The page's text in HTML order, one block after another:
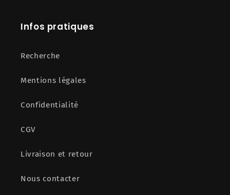
Infos pratiques
Recherche
Mentions légales
Confidentialité
CGV
Livraison et retour
Nous contacter